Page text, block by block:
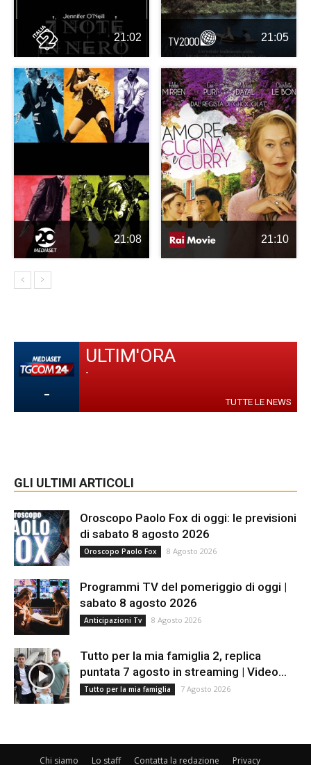
21:02 21:05
21:08 21:10
-
ULTIM'ORA
-
TUTTE LE NEWS
GLI ULTIMI ARTICOLI
Oroscopo Paolo Fox di oggi: le previsioni
di sabato 8 agosto 2026
Oroscopo Paolo Fox 8 Agosto 2026
Programmi TV del pomeriggio di oggi |
sabato 8 agosto 2026
Anticipazioni Tv 8 Agosto 2026
Tutto per la mia famiglia 2, replica
puntata 7 agosto in streaming | Video...
Tutto per la mia famiglia 7 Agosto 2026
Chi siamo Lo staff Contatta la redazione Privacy